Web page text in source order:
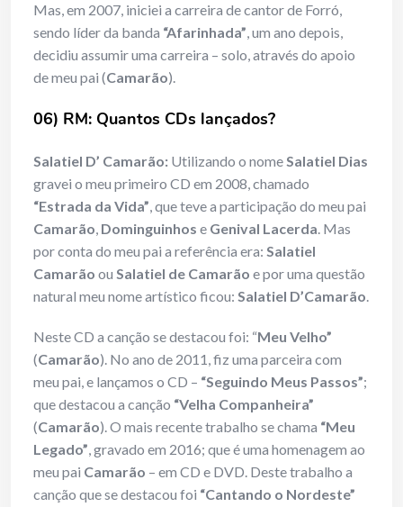
Mas, em 2007, iniciei a carreira de cantor de Forró,
sendo líder da banda “Afarinhada”, um ano depois,
decidiu assumir uma carreira – solo, através do apoio
de meu pai (Camarão).
06) RM: Quantos CDs lançados?
Salatiel D’ Camarão: Utilizando o nomeSalatiel Dias
gravei o meu primeiro CD em 2008, chamado
“Estrada da Vida”, que teve a participação do meu pai
Camarão, Dominguinhos e Genival Lacerda. Mas
por conta do meu pai a referência era: Salatiel
Camarão ou Salatiel de Camarão e por uma questão
natural meu nome artístico ficou: Salatiel D’Camarão.
Neste CD a canção se destacou foi: “Meu Velho”
(Camarão). No ano de 2011, fiz uma parceira com
meu pai, e lançamos o CD – “Seguindo Meus Passos”;
que destacou a canção “Velha Companheira”
(Camarão). O mais recente trabalho se chama “Meu
Legado”, gravado em 2016; que é uma homenagem ao
meu pai Camarão – em CD e DVD. Deste trabalho a
canção que se destacou foi “Cantando o Nordeste”